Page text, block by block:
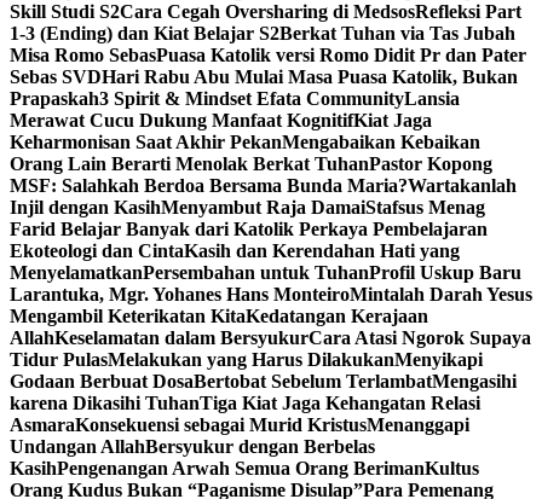
Skill Studi S2Cara Cegah Oversharing di MedsosRefleksi Part
1-3 (Ending) dan Kiat Belajar S2Berkat Tuhan via Tas Jubah
Misa Romo SebasPuasa Katolik versi Romo Didit Pr dan Pater
Sebas SVDHari Rabu Abu Mulai Masa Puasa Katolik, Bukan
Prapaskah3 Spirit & Mindset Efata CommunityLansia
Merawat Cucu Dukung Manfaat KognitifKiat Jaga
Keharmonisan Saat Akhir PekanMengabaikan Kebaikan
Orang Lain Berarti Menolak Berkat TuhanPastor Kopong
MSF: Salahkah Berdoa Bersama Bunda Maria?Wartakanlah
Injil dengan KasihMenyambut Raja DamaiStafsus Menag
Farid Belajar Banyak dari Katolik Perkaya Pembelajaran
Ekoteologi dan CintaKasih dan Kerendahan Hati yang
MenyelamatkanPersembahan untuk TuhanProfil Uskup Baru
Larantuka, Mgr. Yohanes Hans MonteiroMintalah Darah Yesus
Mengambil Keterikatan KitaKedatangan Kerajaan
AllahKeselamatan dalam BersyukurCara Atasi Ngorok Supaya
Tidur PulasMelakukan yang Harus DilakukanMenyikapi
Godaan Berbuat DosaBertobat Sebelum TerlambatMengasihi
karena Dikasihi TuhanTiga Kiat Jaga Kehangatan Relasi
AsmaraKonsekuensi sebagai Murid KristusMenanggapi
Undangan AllahBersyukur dengan Berbelas
KasihPengenangan Arwah Semua Orang BerimanKultus
Orang Kudus Bukan “Paganisme Disulap”Para Pemenang